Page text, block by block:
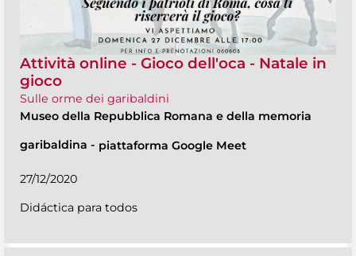
Attività online - Gioco dell'oca - Natale in
gioco
Sulle orme dei garibaldini
Museo della Repubblica Romana e della memoria
garibaldina - piattaforma Google Meet
27/12/2020
Didáctica para todos